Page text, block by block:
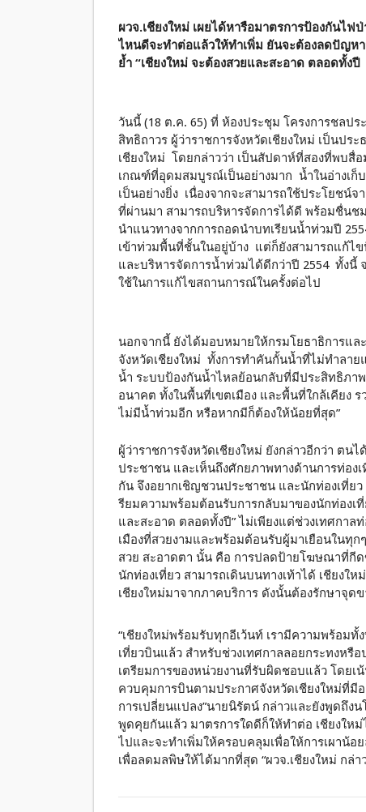
ผวจ.เชียงใหม่ เผยได้หารือมาตรการป้องกันไฟ
ไหนดีจะทำต่อแล้วให้ทำเพิ่ม ยันจะต้องลดปัญห
ย้ำ “เชียงใหม่ จะต้องสวยและสะอาด ตลอดทั้งปี
วันนี้ (18 ต.ค. 65) ที่ ห้องประชุม โครงการชลป
สิทธิถาวร ผู้ว่าราชการจังหวัดเชียงใหม่ เป็นป
เชียงใหม่ โดยกล่าวว่า เป็นสัปดาห์ที่สองที่พบสื่
เกณฑ์ที่อุดมสมบูรณ์เป็นอย่างมาก น้ำในอ่างเก็
เป็นอย่างยิ่ง เนื่องจากจะสามารถใช้ประโยช
ที่ผ่านมา สามารถบริหารจัดการได้ดี พร้อมชื่น
นำแนวทางจากการถอดนำบทเรียนน้ำท่วมปี
เข้าท่วมพื้นที่ชั้นในอยู่บ้าง แต่ก็ยังสามารถแก้ไ
และบริหารจัดการน้ำท่วมได้ดีกว่าปี 2554 ทั้ง
ใช้ในการแก้ไขสถานการณ์ในครั้งต่อไป
นอกจากนี้ ยังได้มอบหมายให้กรมโยธาธิการแล
จังหวัดเชียงใหม่ ทั้งการทำคันกั้นน้ำที่ไม่ทำลา
น้ำ ระบบป้องกันน้ำไหลย้อนกลับที่มีประสิทธิภา
อนาคต ทั้งในพื้นที่เขตเมือง และพื้นที่ใกล้เคียง ร
ไม่มีน้ำท่วมอีก หรือหากมีก็ต้องให้น้อยที่สุด”
ผู้ว่าราชการจังหวัดเชียงใหม่ ยังกล่าวอีกว่า ต
ประชาชน และเห็นถึงศักยภาพทางด้านการท่อง
กัน จึงอยากเชิญชวนประชาชน และนักท่องเที่ย
รียมความพร้อมต้อนรับการกลับมาของนักท่องเ
และสะอาด ตลอดทั้งปี” ไม่เพียงแต่ช่วงเทศกาล
เมืองที่สวยงามและพร้อมต้อนรับผู้มาเยือนในทุก
สวย สะอาดตา นั้น คือ การปลดป้ายโฆษณาที่กี
นักท่องเที่ยว สามารถเดินบนทางเท้าได้ เชียงให
เชียงใหม่มาจากภาคบริการ ดังนั้นต้องรักษาจุด
“เชียงใหม่พร้อมรับทุกอีเว้นท์ เรามีความพร้อม
เที่ยวบินแล้ว สำหรับช่วงเทศกาลลอยกระทงหรื
เตรียมการของหน่วยงานที่รับผิดชอบแล้ว โดย
ควบคุมการบินตามประกาศจังหวัดเชียงใหม่ที่มี
การเปลี่ยนแปลง”นายนิรัตน์ กล่าวและยังพูดถึ
พูดคุยกันแล้ว มาตรการใดดีก็ให้ทำต่อ เชียงให
ไปและจะทำเพิ่มให้ครอบคลุมเพื่อให้การเผาน้อ
เพื่อลดมลพิษให้ได้มากที่สุด “ผวจ.เชียงใหม่ กล่า